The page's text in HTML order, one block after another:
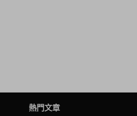
熱門文章